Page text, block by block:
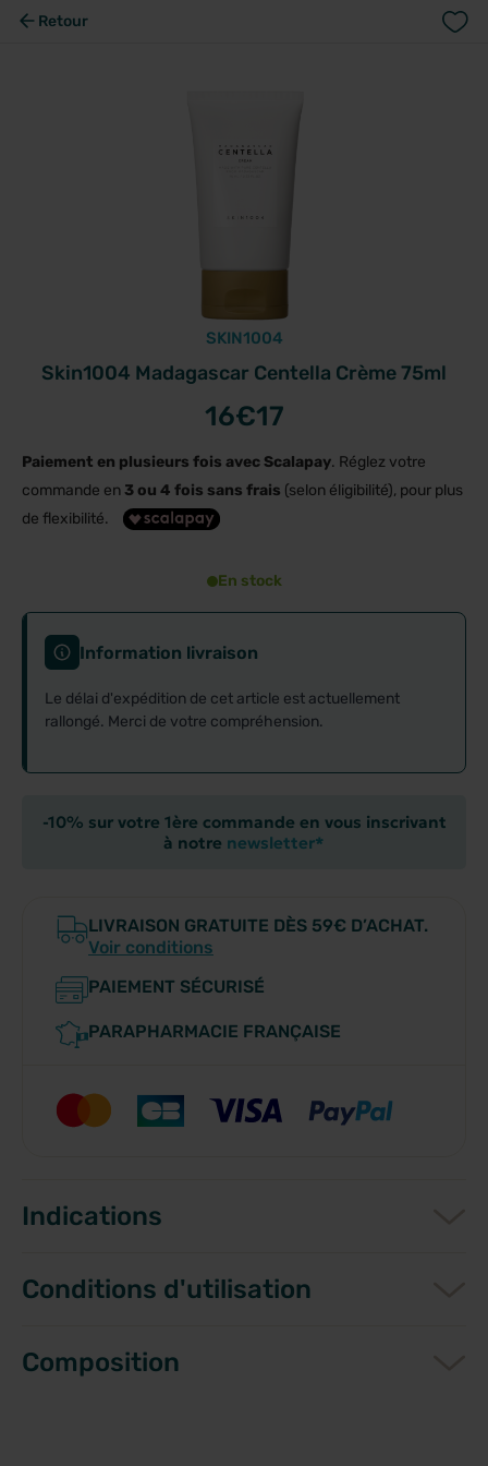
Retour
SKIN1004
Skin1004 Madagascar Centella Crème 75ml
16€17
Paiement en plusieurs fois avec Scalapay. Réglez votre
commande en 3 ou 4 fois sans frais (selon éligibilité), pour plus
de flexibilité.
En stock
Information livraison
Le délai d'expédition de cet article est actuellement
rallongé. Merci de votre compréhension.
-10% sur votre 1ère commande en vous inscrivant
à notre newsletter*
LIVRAISON GRATUITE DÈS 59€ D’ACHAT.
Voir conditions
PAIEMENT SÉCURISÉ
PARAPHARMACIE FRANÇAISE
Indications
Conditions d'utilisation
Composition